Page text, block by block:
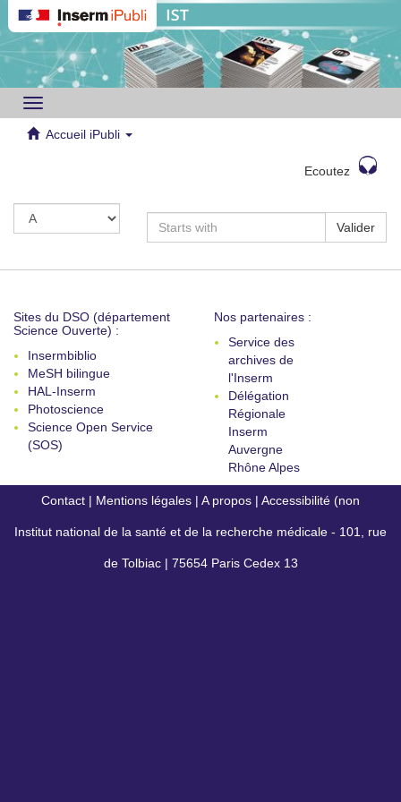
Toggle
navigation
Accueil iPubli
Ecoutez
Valider
Sites du DSO (département
Science Ouverte) :
Insermbiblio
MeSH bilingue
HAL-Inserm
Photoscience
Science Open Service
(SOS)
Nos partenaires :
Service des
archives de
l'Inserm
Délégation
Régionale
Inserm
Auvergne
Rhône Alpes
Contact | Mentions légales | A propos | Accessibilité (non
conforme)
Institut national de la santé et de la recherche médicale - 101, rue
de Tolbiac | 75654 Paris Cedex 13